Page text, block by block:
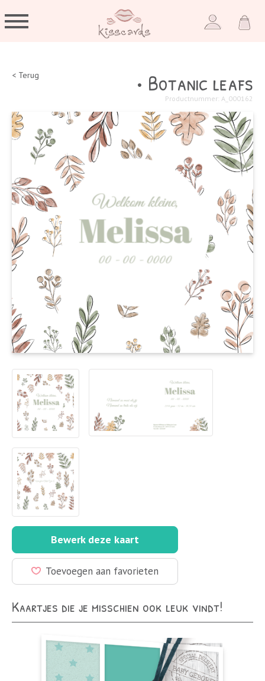
< Terug • Botanic leafs
Productnummer: A_000162
Bewerk deze kaart
Toevoegen aan favorieten
Kaartjes die je misschien ook leuk vindt!